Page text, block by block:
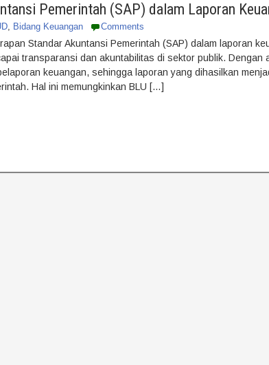
Pemerintah (SAP) dalam Laporan
, Bidang Keuangan Comments
Standar Akuntansi Pemerintah (SAP) dalam laporan
transparansi dan akuntabilitas di sektor publik. Dengan
keuangan, sehingga laporan yang dihasilkan
Hal ini memungkinkan BLU […]